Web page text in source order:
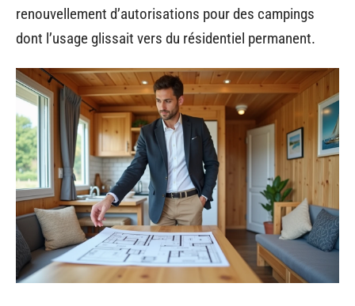
renouvellement d’autorisations pour des campings
dont l’usage glissait vers du résidentiel permanent.